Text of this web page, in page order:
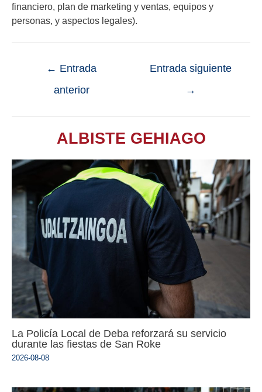
financiero, plan de marketing y ventas, equipos y
personas, y aspectos legales).
← Entrada
anterior
Entrada siguiente
→
ALBISTE GEHIAGO
La Policía Local de Deba reforzará su servicio
durante las fiestas de San Roke
2026-08-08